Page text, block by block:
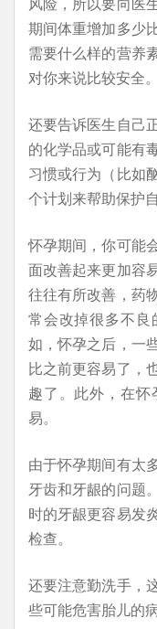
期间体重增加多少
需要什么样的营养
对你来说比较安全。
还要告诉医生自己
的化学品或可能有
习惯或行为（比如
个计划来帮助保护
怀孕期间，你可能
面改善起来更加容
往往有所改善，药
常会改掉很多不良
如，怀孕之后，一
比之前更容易了，
趣了。此外，在
易。
由于怀孕期间有太
牙齿和牙龈的问题
时的牙龈更容易发
检查。
还要注意勤洗手，
些可能危害胎儿的病